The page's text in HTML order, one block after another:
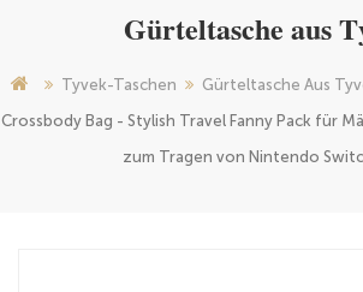
Gürteltasche aus
Tyvek-Taschen Gürteltasche Aus
Crossbody Bag - Stylish Travel Fanny Pack für
zum Tragen von Nintendo